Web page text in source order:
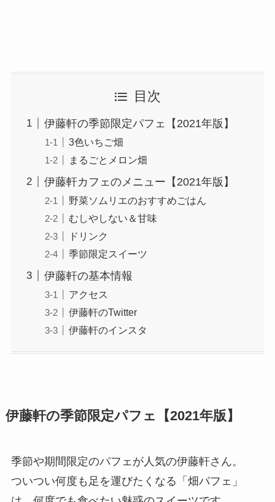
目次
伊藤軒の季節限定パフェ【2021年版】
3色いちご畑
まるごとメロン畑
伊藤軒カフェのメニュー【2021年版】
野菜ソムリエのおすすめごはん
むしやしない＆甘味
ドリンク
季節限定スイーツ
伊藤軒の基本情報
アクセス
伊藤軒のTwitter
伊藤軒のインスタ
伊藤軒の季節限定パフェ【2021年版】
季節や期間限定のパフェが人気の伊藤軒さん。
ついつい何度も足を運びたくなる「畑パフェ」